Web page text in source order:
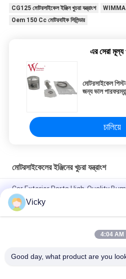
CG125 মোটরসাইকেল ইঞ্জিন খুচরা যন্ত্রাংশ
WIMMA
Oem 150 Cc মোটরবাইক সিলিন্ডার
এর সেরা মূল্য
মোটরসাইকেল
জন্য ভাল
চালিয়ে
মোটরসাইকেলের ইঞ্জিনের খুচরা যন্ত্রাংশ
Car Exterior Parts High-Quality
CHANAN OSHAN​ Z6 Starry White
স্টার্টার মোটর হন্ডা EX5 মোটরসাইকেল ইঞ্জিন খুচরা
Vicky
4:04 AM
Good day, what product are you